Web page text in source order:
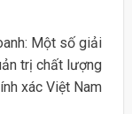
Một số giải
trị chất lượng
xác Việt Nam